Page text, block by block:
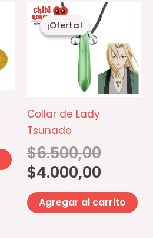
¡Oferta!
¡Oferta!
Collar de Lady
Tsunade
$6.500,00
El
precio
era:
$6.500,00.
$4.000,00
El
precio
es:
$4.000,00.
Agregar al carrito